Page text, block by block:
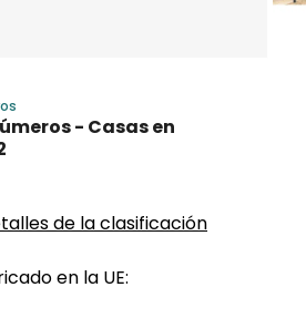
en la UE:
- Casas en
de la clasificación